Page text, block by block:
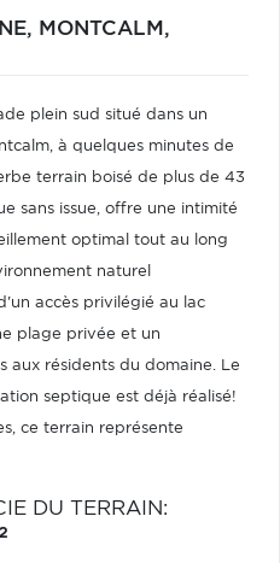
MONTCALM,
plein sud situé dans un
à quelques minutes de
terrain boisé de plus de 43
sans issue, offre une intimité
optimal tout au long
naturel
accès privilégié au lac
plage privée et un
aux résidents du domaine. Le
septique est déjà réalisé!
ce terrain représente
DU TERRAIN:
2